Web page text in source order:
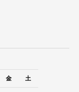
金 土